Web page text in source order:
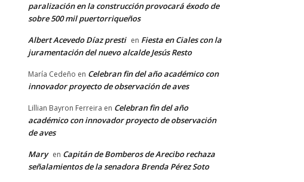
paralización en la construcción provocará éxodo de
sobre 500 mil puertorriqueños
Albert Acevedo Díaz presti en Fiesta en Ciales con la
juramentación del nuevo alcalde Jesús Resto
María Cedeño en Celebran fin del año académico con
innovador proyecto de observación de aves
Lillian Bayron Ferreira en Celebran fin del año
académico con innovador proyecto de observación
de aves
Mary en Capitán de Bomberos de Arecibo rechaza
señalamientos de la senadora Brenda Pérez Soto